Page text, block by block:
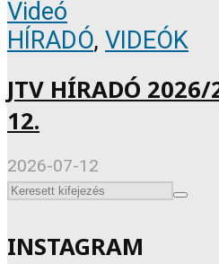
Videó
HÍRADÓ, VIDEÓK
JTV HÍRADÓ 2026/
12.
2026-07-12
INSTAGRAM